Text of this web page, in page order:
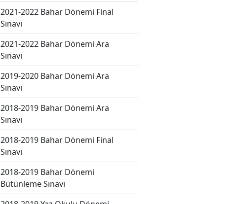
2021-2022 Bahar Dönemi Final
Sınavı
2021-2022 Bahar Dönemi Ara
Sınavı
2019-2020 Bahar Dönemi Ara
Sınavı
2018-2019 Bahar Dönemi Ara
Sınavı
2018-2019 Bahar Dönemi Final
Sınavı
2018-2019 Bahar Dönemi
Bütünleme Sınavı